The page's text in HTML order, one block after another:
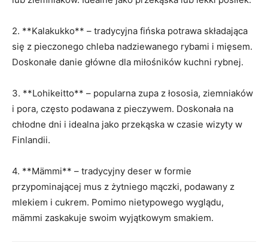
2. **Kalakukko** – tradycyjna fińska potrawa składająca
się z ⁣pieczonego ​chleba ‍nadziewanego rybami i mięsem.
⁤Doskonałe danie ⁤główne dla miłośników kuchni rybnej.
3.​ **Lohikeitto** – popularna zupa⁣ z łososia, ziemniaków
i ⁢pora, często podawana ‌z pieczywem. Doskonała na
chłodne dni ‍i‍ idealna jako przekąska w ⁢czasie wizyty w ​
Finlandii.
4. **Mämmi** – tradycyjny deser w formie
przypominającej mus z żytniego mączki, podawany z
mlekiem i cukrem. Pomimo⁤ nietypowego wyglądu,
mämmi zaskakuje swoim‍ wyjątkowym smakiem.